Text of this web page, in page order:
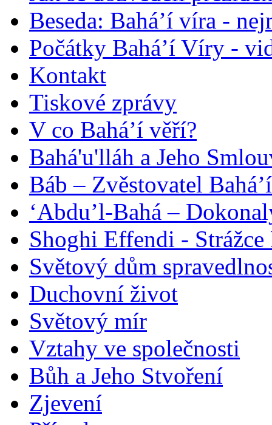
Beseda: Bahá’í víra -
Počátky Bahá’í Víry -
Kontakt
Tiskové zprávy
V co Bahá’í věří?
Bahá'u'lláh a Jeho
Báb – Zvěstovatel
‘Abdu’l-Bahá –
Shoghi Effendi -
Světový dům
Duchovní život
Světový mír
Vztahy ve společnosti
Bůh a Jeho Stvoření
Zjevení